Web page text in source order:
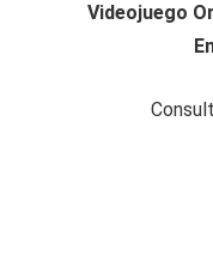
Videojuego